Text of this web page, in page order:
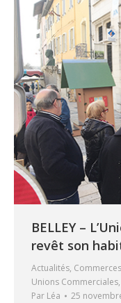
BELLEY –
revêt son
Actualités, Commerces
Unions Commerciales,
Par Léa 25